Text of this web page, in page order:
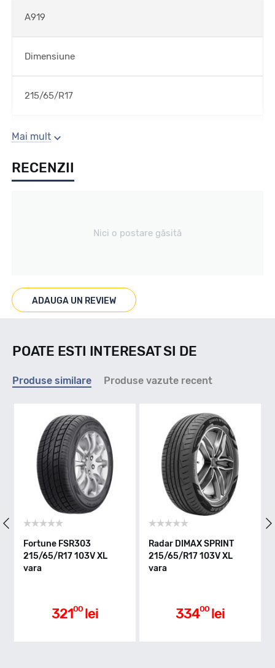
A919
Dimensiune
215/65/R17
Sezon
Vara
Marcaje
Indice greutate
Clasa de eficienta
C
Mai mult
RECENZII
Nici o postare găsită
ADAUGA UN REVIEW
POATE ESTI INTERESAT SI DE
Produse similare Produse vazute recent
Fortune FSR303
215/65/R17 103V XL
vara
32100 lei
Radar DIMAX SPRINT
215/65/R17 103V XL
vara
33400 lei